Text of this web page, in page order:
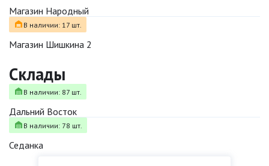
Магазин Народный
В наличии: 17 шт.
Магазин Шишкина 2
Склады
В наличии: 87 шт.
Дальний Восток
В наличии: 78 шт.
Седанка